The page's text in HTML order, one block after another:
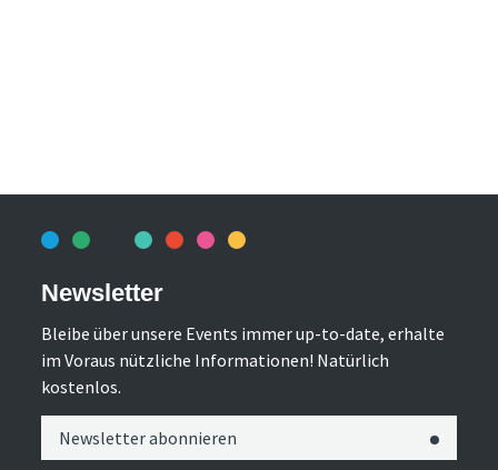
Newsletter
Bleibe über unsere Events immer up-to-date, erhalte
im Voraus nützliche Informationen! Natürlich
kostenlos.
Newsletter abonnieren